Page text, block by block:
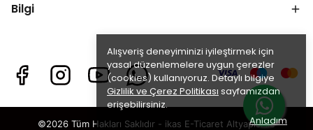
Alışveriş deneyiminizi iyileştirmek için
yasal düzenlemelere uygun çerezler
(cookies) kullanıyoruz. Detaylı bilgiye
Gizlilik ve Çerez Politikası sayfamızdan
erişebilirsiniz.
Anladım
Bilgi
©2026 Tüm Hakları Saklıdır - ikas E-Ticaret Altyapısı ile